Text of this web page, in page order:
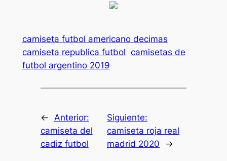
camiseta futbol americano decimas
camiseta republica futbol camisetas de
futbol argentino 2019
← Anterior:
camiseta del
cadiz futbol
Siguiente:
camiseta roja real
madrid 2020
→